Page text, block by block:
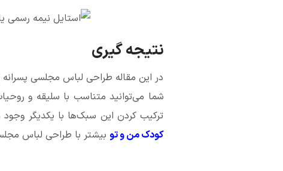
نتیجه‌ گیری
در این مقاله طراحی لباس مجلسی
شما می‌توانید متناسب با سلیقه و
ترکیب کردن این سبک‌ها با یکدیگر وجود
کودک من و تو بیشتر با طراحی لباس